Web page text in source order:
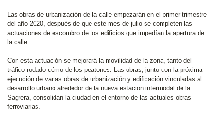
Las obras de urbanización de la calle empezarán en el primer trimestre
del año 2020, después de que este mes de julio se completen las
actuaciones de escombro de los edificios que impedían la apertura de
la calle.
Con esta actuación se mejorará la movilidad de la zona, tanto del
tráfico rodado cómo de los peatones. Las obras, junto con la próxima
ejecución de varias obras de urbanización y edificación vinculadas al
desarrollo urbano alrededor de la nueva estación intermodal de la
Sagrera, consolidan la ciudad en el entorno de las actuales obras
ferroviarias.